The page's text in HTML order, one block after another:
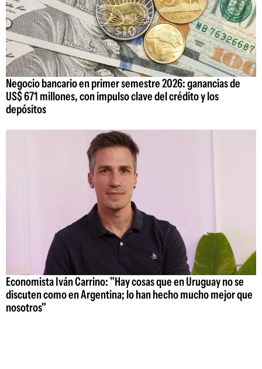
Negocio bancario en primer semestre 2026: ganancias de
US$ 671 millones, con impulso clave del crédito y los
depósitos
Economista Iván Carrino: "Hay cosas que en Uruguay no se
discuten como en Argentina; lo han hecho mucho mejor que
nosotros"